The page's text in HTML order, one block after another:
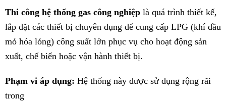
Thi công hệ thống gas công nghiệplà quá trình thiết kế,
lắp đặt các thiết bị chuyên dụng để cung cấp LPG (khí dầu
mỏ hóa lỏng) công suất lớn phục vụ cho hoạt động sản
xuất, chế biến hoặc vận hành thiết bị.
Phạm vi áp dụng: Hệ thống này được sử dụng rộng rãi
trong